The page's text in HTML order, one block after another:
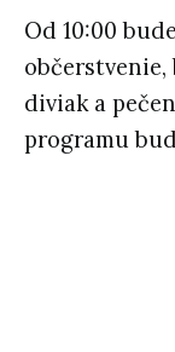
Od 10:00
diviak a
programu